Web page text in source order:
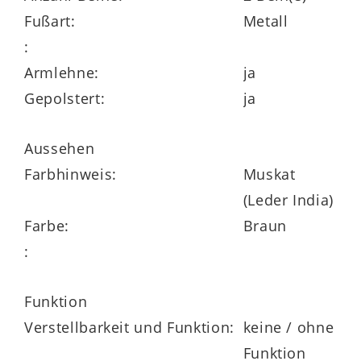
mit einem filigranen Metall-Haarnadel
Rundrohrgestell
Abmessungen
Sitzhöhe ca. 49 cm, Sitztiefe ca. 45 cm
nach Wunsch zusammenstellen –
unzählige Variationsmöglichkeiten für
Fußart:
Metall
:
Armlehne:
ja
Gepolstert:
ja
Aussehen
Farbhinweis:
Muskat
(Leder India)
Farbe:
Braun
:
Funktion
Verstellbarkeit und Funktion: keine / ohne
Funktion